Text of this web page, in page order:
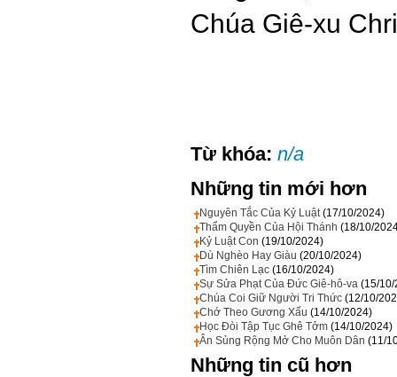
Chúa Giê-xu
Từ khóa: n/a
Những tin mới hơn
Nguyên Tắc Của Kỷ Luật (17/10/2024)
Thẩm Quyền Của Hội Thánh (18/10/
Kỷ Luật Con (19/10/2024)
Dù Nghèo Hay Giàu (20/10/2024)
Tìm Chiên Lạc (16/10/2024)
Sự Sửa Phạt Của Đức Giê-hô-va (15/
Chúa Coi Giữ Người Tri Thức (12/10/
Chớ Theo Gương Xấu (14/10/2024)
Học Đòi Tập Tục Ghê Tởm (14/10/2024)
Ân Sủng Rộng Mở Cho Muôn Dân (11/
Những tin cũ hơn